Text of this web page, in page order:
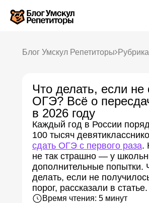
Математика
Русский язык
Обществознание
Химия
Физика
Английский язык
География
Информатика
Литература
История
Биология
Блог Умскул Репетиторы Рубрика
Что делать, если не
ОГЭ? Всё о
в 2026 году
Каждый год в России
100 тысяч
сдать ОГЭ с первого раза.
не так страшно — у
дополнительные попытки.
делать, если не
порог, рассказали в статье.
Время чтения: 5 минут